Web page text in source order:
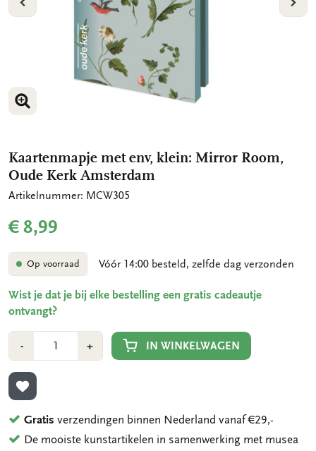
VORIGE
VERGROOT AFBEELDING
VERGROOT AFBEELDING
Kaartenmapje met env, klein: Mirror Room,
Oude Kerk Amsterdam
Artikelnummer: MCW305
€ 8,99
Op voorraad Vóór 14:00 besteld, zelfde dag verzonden
Wist je dat je bij elke bestelling een gratis cadeautje
ontvangt?
-Min
1
+Plus
1
IN WINKELWAGEN
TOEVOEGEN AAN VERLANGLIJST
Gratis verzendingen binnen Nederland vanaf €29,-
De mooiste kunstartikelen in samenwerking met musea